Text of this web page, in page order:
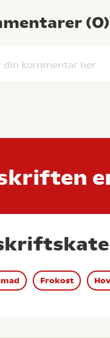
(0)
din kommentar her
Frokost